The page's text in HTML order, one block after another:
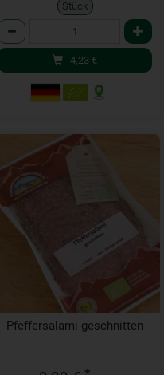
Stück
4,23 €
Pfeffersalami geschnitten